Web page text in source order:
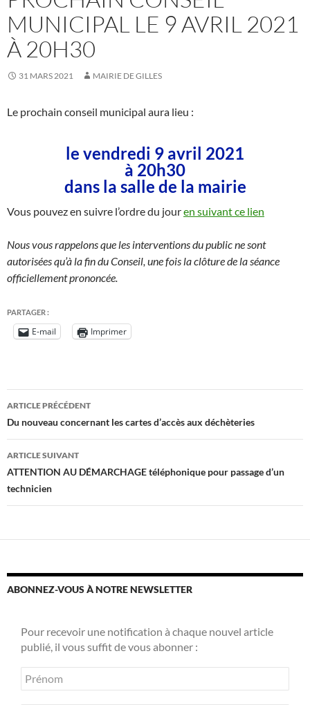
MUNICIPAL LE 9 AVRIL 2021
À 20H30
31 MARS 2021 MAIRIE DE GILLES
Le prochain conseil municipal aura lieu :
le vendredi 9 avril 2021
à 20h30
dans la salle de la mairie
Vous pouvez en suivre l’ordre du jouren suivant ce lien
Nous vous rappelons que les interventions du public ne sont
autorisées qu’à la fin du Conseil, une fois la clôture de la séance
officiellement prononcée.
PARTAGER :
E-mail Imprimer
Navigation
des
articles
ARTICLE PRÉCÉDENT
Du nouveau concernant les cartes d’accès aux déchèteries
ARTICLE SUIVANT
ATTENTION AU DÉMARCHAGE téléphonique pour passage d’un
technicien
ABONNEZ-VOUS À NOTRE NEWSLETTER
Pour recevoir une notification à chaque nouvel article
publié, il vous suffit de vous abonner :